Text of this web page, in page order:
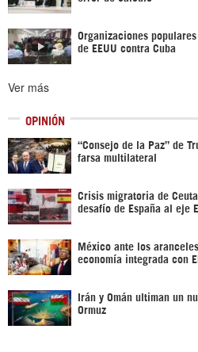
Organizaciones
de EEUU contra Cuba
Ver más
OPINIÓN
“Consejo de la Paz” de
farsa multilateral
Crisis migratoria de
desafío de España al eje
México ante los
economía integrada con
Irán y Omán ultiman un
Ormuz